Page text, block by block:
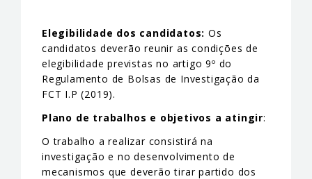
Elegibilidade dos candidatos: Os
candidatos deverão reunir as condições de
elegibilidade previstas no artigo 9º do
Regulamento de Bolsas de Investigação da
FCT I.P (2019).
Plano de trabalhos e objetivos a atingir:
O trabalho a realizar consistirá na
investigação e no desenvolvimento de
mecanismos que deverão tirar partido dos